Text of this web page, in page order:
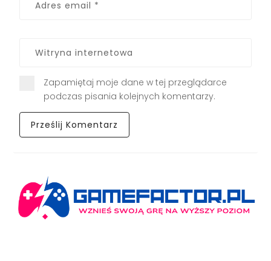
Zapamiętaj moje dane w tej przeglądarce
podczas pisania kolejnych komentarzy.